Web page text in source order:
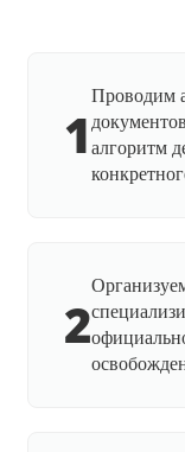
1
Проводим
алгоритм
2